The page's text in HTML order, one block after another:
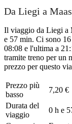
Da Liegi a
Il viaggio da Liegi a
e 57 min. Ci sono
08:08 e l'ultima a
tramite treno per un
prezzo per questo
Prezzo più
basso
7,20 €
Durata del
viaggio
0 h e